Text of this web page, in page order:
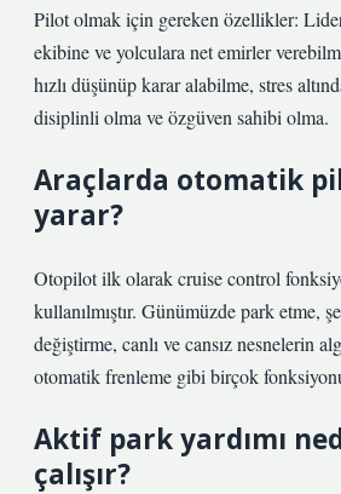
Pilot olmak için gereken özellikler:
ekibine ve yolculara net emirler
hızlı düşünüp karar alabilme, stres
disiplinli olma ve özgüven sahibi olma.
Araçlarda otomatik
yarar?
Otopilot ilk olarak cruise control
kullanılmıştır. Günümüzde park etme,
değiştirme, canlı ve cansız nesnelerin
otomatik frenleme gibi birçok
Aktif park yardımı
çalışır?